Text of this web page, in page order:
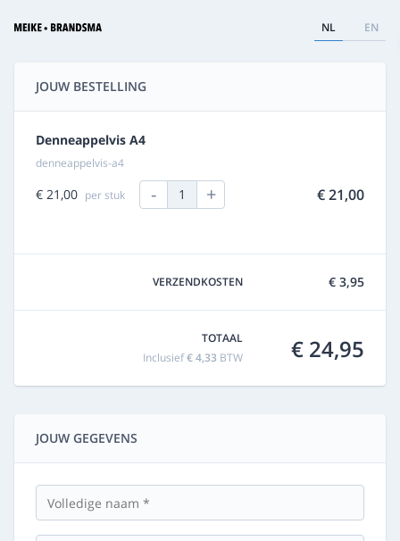
NL EN
JOUW BESTELLING
Denneappelvis A4
denneappelvis-a4
€ 21,00 per stuk - 1 + € 21,00
VERZENDKOSTEN € 3,95
TOTAAL
Inclusief€ 4,33 BTW € 24,95
JOUW GEGEVENS